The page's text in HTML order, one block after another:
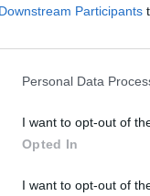
Downstream Participants
Personal Data
I want to opt-out of
Opted In
I want to opt-out of
Ο